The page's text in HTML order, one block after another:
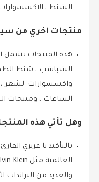
الشنط ،
منتجات اخري من
هذه المنتجات تشمل
الشباشب ، شنط الظهر
واكسسوارات الشعر ،
الساعات ، ومنتجات
وهل تأتي هذه
بالتأكيد يا عزيزي
والعديد من البراندات